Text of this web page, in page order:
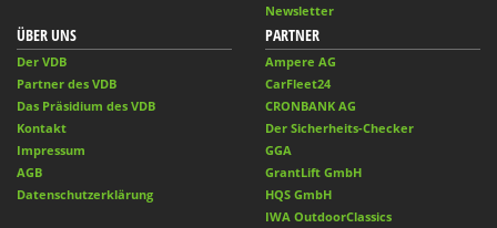
Newsletter
ÜBER UNS
Der VDB
Partner des VDB
Das Präsidium des VDB
Kontakt
Impressum
AGB
Datenschutzerklärung
PARTNER
Ampere AG
CarFleet24
CRONBANK AG
Der Sicherheits-Checker
GGA
GrantLift GmbH
HQS GmbH
IWA OutdoorClassics